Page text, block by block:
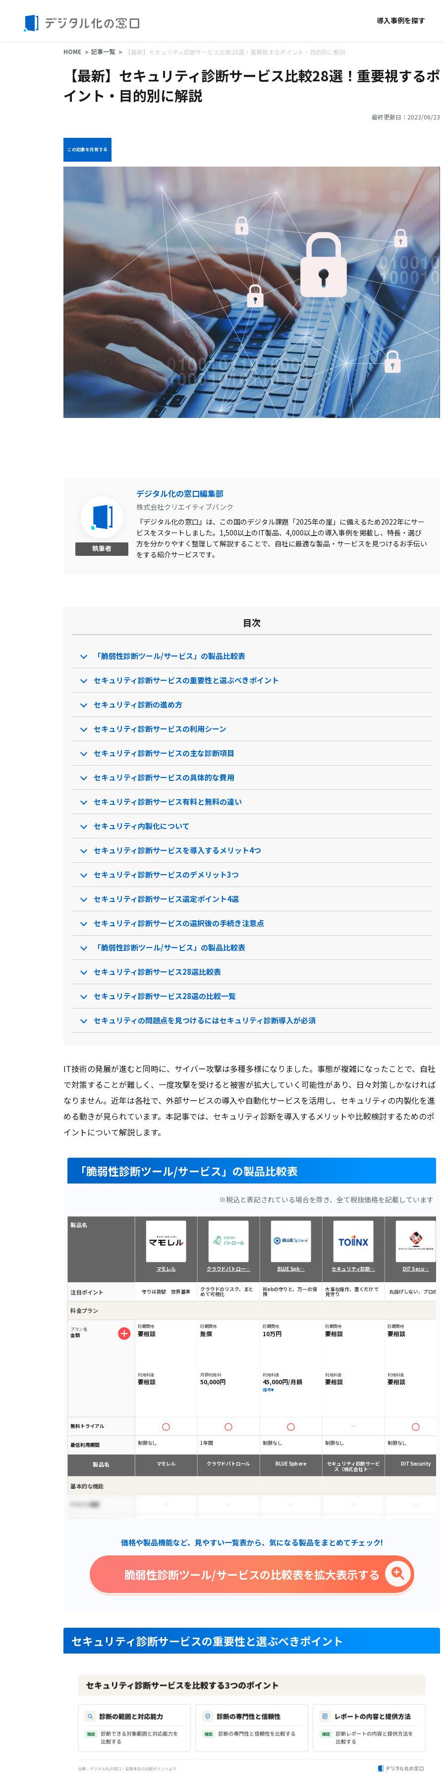
導入事例を探す
HOME 記事一覧 【最新】セキュリティ診断サービス比較28選！重要視するポイント・目的別に解説
【最新】セキュリティ診断サービス比較28選！重要視するポ
イント・目的別に解説
最終更新日：2023/06/23
この記事を共有する
執筆者
デジタル化の窓口編集部
株式会社クリエイティブバンク
『デジタル化の窓口』は、この国のデジタル課題「2025年の崖」に備えるため2022年にサー
ビスをスタートしました。1,500以上のIT製品、4,000以上の導入事例を掲載し、特長・選び
方を分かりやすく整理して解説することで、自社に最適な製品・サービスを見つけるお手伝い
をする紹介サービスです。
目次
「脆弱性診断ツール/サービス」の製品比較表
セキュリティ診断サービスの重要性と選ぶべきポイント
セキュリティ診断の進め方
セキュリティ診断サービスの利用シーン
セキュリティ診断サービスの主な診断項目
セキュリティ診断サービスの具体的な費用
セキュリティ診断サービス有料と無料の違い
セキュリティ内製化について
セキュリティ診断サービスを導入するメリット4つ
セキュリティ診断サービスのデメリット3つ
セキュリティ診断サービス選定ポイント4選
セキュリティ診断サービスの選択後の手続き注意点
「脆弱性診断ツール/サービス」の製品比較表
セキュリティ診断サービス28選比較表
セキュリティ診断サービス28選の比較一覧
セキュリティの問題点を見つけるにはセキュリティ診断導入が必須
IT技術の発展が進むと同時に、サイバー攻撃は多種多様になりました。事態が複雑になったことで、自社
で対策することが難しく、一度攻撃を受けると被害が拡大していく可能性があり、日々対策しかなければ
なりません。近年は各社で、外部サービスの導入や自動化サービスを活用し、セキュリティの内製化を進
める動きが見られています。本記事では、セキュリティ診断を導入するメリットや比較検討するためのポ
イントについて解説します。
「脆弱性診断ツール/サービス」の製品比較表
※税込と表記されている場合を除き、全て税抜価格を記載しています
製品名
注目ポイント
料金プラン
プラン名
金額
無料トライアル
最低利用期間
製品名
基本的な機能
ドメイン設定
X-Content-Type-Options
ヘッダの未設定
URL設定
アプリケーションエラーの
ヘッダインジェクション
オープンリダイレクタ
HttpOnly属性が付与されて
スマホアプリ（iOS・
Android）診断
マモレル
守りは鉄壁 世界基準
初期費用
要相談
利用料金
要相談
制限なし
マモレル
クラウドパトロー…
クラウドのリスク、まと
めて可視化
初期費用
無償
月額利用料
50,000円
1年間
クラウドパトロール
BLUE Sph…
Webの守りと、万一の保
険
初期費用
10万円
利用料金
45,000円/月額
備考
制限なし
BLUE Sphere
セキュリティ診断…
大事な操作、置くだけで
見守り
初期費用
要相談
利用料金
要相談
制限なし
セキュリティ診断サービ
ス（株式会社ト…
DIT Secu…
丸投げしない、プロの目
初期費用
要相談
利用料金
要相談
制限なし
DIT Security
価格や製品機能など、見やすい一覧表から、気になる製品をまとめてチェック!
脆弱性診断ツール/サービスの比較表を拡大表示する
セキュリティ診断サービスの重要性と選ぶべきポイント